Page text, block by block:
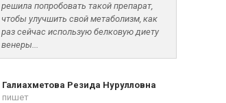
решила попробовать такой препарат,
чтобы улучшить свой метаболизм, как
раз сейчас использую белковую диету
венеры...
Галиахметова Резида Нурулловна
пишет